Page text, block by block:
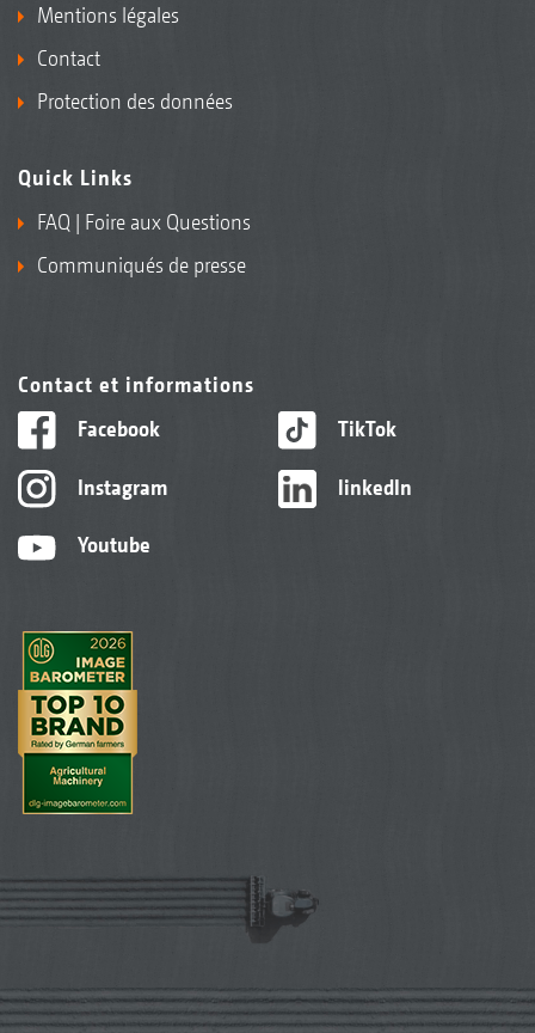
Mentions légales
Contact
Protection des données
Quick Links
FAQ | Foire aux Questions
Communiqués de presse
Contact et informations
Facebook
Instagram
Youtube
TikTok
linkedIn